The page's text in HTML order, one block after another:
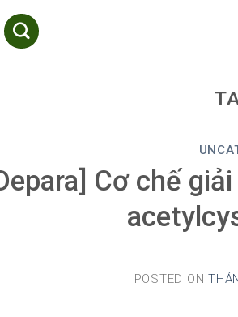
Cơ chế
POSTED ON